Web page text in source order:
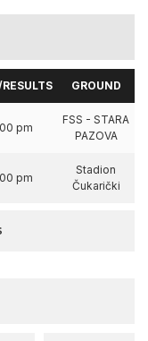
GROUND
pm
FSS - STARA
PAZOVA
pm
Stadion
Čukarički